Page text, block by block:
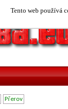
Tento web používá
Přerov